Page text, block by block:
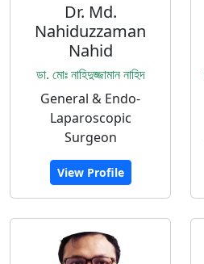
Dr. Md.
Nahiduzzaman
Nahid
ডা. মোঃ নাহিদুজ্জামান নাহিদ
General & Endo-
Laparoscopic
Surgeon
View Profile